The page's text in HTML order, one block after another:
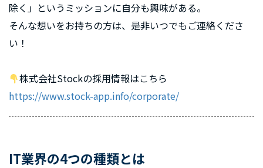
除く」というミッションに自分も興味がある。
そんな想いをお持ちの方は、是非いつでもご連絡くださ
い！
株式会社Stockの採用情報はこちら
https://www.stock-app.info/corporate/
IT業界の4つの種類とは